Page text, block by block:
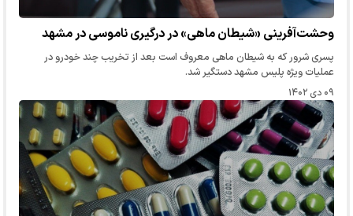
وحشت‌آفرینی «شیطان ماهی» در درگیری ناموسی در مشهد
پسری شرور که به شیطان ماهی معروف است بعد از تخریب چند خودرو در
عملیات ویژه پلیس مشهد دستگیر شد.
۰۹ دی ۱۴۰۲